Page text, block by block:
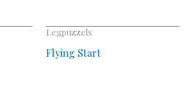
Legpuzzels
Flying Start